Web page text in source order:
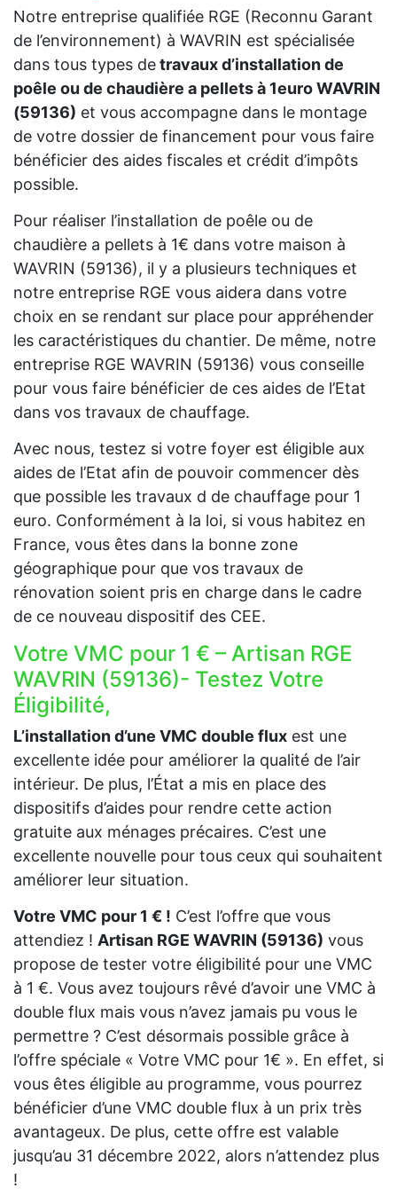
Notre entreprise qualifiée RGE (Reconnu Garant
de l’environnement) à WAVRIN est spécialisée
dans tous types detravaux d’installation de
poêle ou de chaudière a pellets à 1euro WAVRIN
(59136) et vous accompagne dans le montage
de votre dossier de financement pour vous faire
bénéficier des aides fiscales et crédit d’impôts
possible.
Pour réaliser l’installation de poêle ou de
chaudière a pellets à 1€ dans votre maison à
WAVRIN (59136), il y a plusieurs techniques et
notre entreprise RGE vous aidera dans votre
choix en se rendant sur place pour appréhender
les caractéristiques du chantier. De même, notre
entreprise RGE WAVRIN (59136) vous conseille
pour vous faire bénéficier de ces aides de l’Etat
dans vos travaux de chauffage.
Avec nous, testez si votre foyer est éligible aux
aides de l’Etat afin de pouvoir commencer dès
que possible les travaux d de chauffage pour 1
euro. Conformément à la loi, si vous habitez en
France, vous êtes dans la bonne zone
géographique pour que vos travaux de
rénovation soient pris en charge dans le cadre
de ce nouveau dispositif des CEE.
Votre VMC pour 1 € – Artisan RGE
WAVRIN (59136)- Testez Votre
Éligibilité,
L’installation d’une VMC double flux est une
excellente idée pour améliorer la qualité de l’air
intérieur. De plus, l’État a mis en place des
dispositifs d’aides pour rendre cette action
gratuite aux ménages précaires. C’est une
excellente nouvelle pour tous ceux qui souhaitent
améliorer leur situation.
Votre VMC pour 1 € ! C’est l’offre que vous
attendiez ! Artisan RGE WAVRIN (59136) vous
propose de tester votre éligibilité pour une VMC
à 1 €. Vous avez toujours rêvé d’avoir une VMC à
double flux mais vous n’avez jamais pu vous le
permettre ? C’est désormais possible grâce à
l’offre spéciale « Votre VMC pour 1€ ». En effet, si
vous êtes éligible au programme, vous pourrez
bénéficier d’une VMC double flux à un prix très
avantageux. De plus, cette offre est valable
jusqu’au 31 décembre 2022, alors n’attendez plus
!